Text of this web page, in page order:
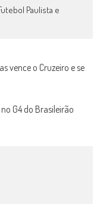
Paulista e
vence o Cruzeiro e se
G4 do Brasileirão